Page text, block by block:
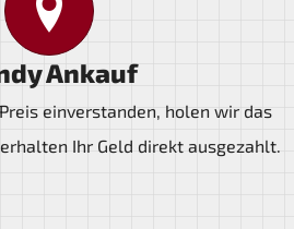
Ankauf
einverstanden, holen wir das
Ihr Geld direkt ausgezahlt.